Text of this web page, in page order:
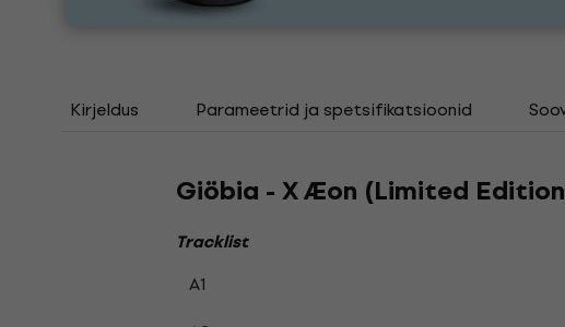
Kirjeldus Parameetrid ja spetsifikatsioonid
Giöbia - X Æon (Limited
Tracklist
A1